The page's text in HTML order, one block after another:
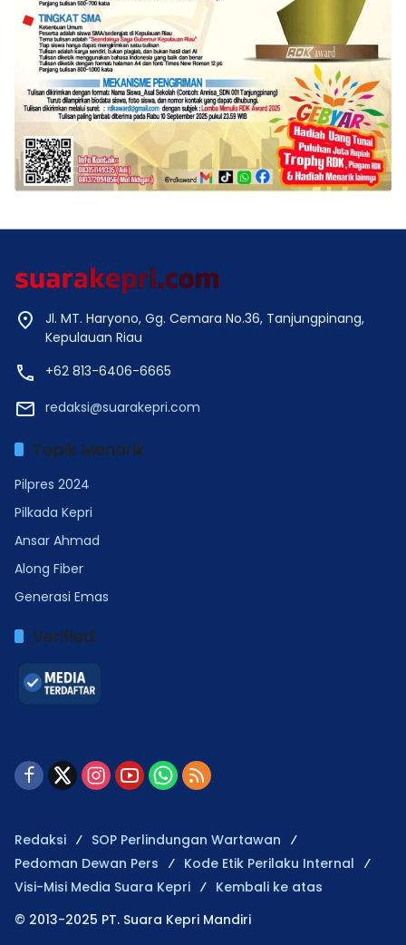
Jl. MT. Haryono, Gg. Cemara No.36, Tanjungpinang,
Kepulauan Riau
+62 813-6406-6665
redaksi@suarakepri.com
Topik Menarik
Pilpres 2024
Pilkada Kepri
Ansar Ahmad
Along Fiber
Generasi Emas
Verified
Redaksi
SOP Perlindungan Wartawan
Pedoman Dewan Pers
Kode Etik Perilaku Internal
Visi-Misi Media Suara Kepri
Kembali ke atas
© 2013-2025 PT. Suara Kepri Mandiri